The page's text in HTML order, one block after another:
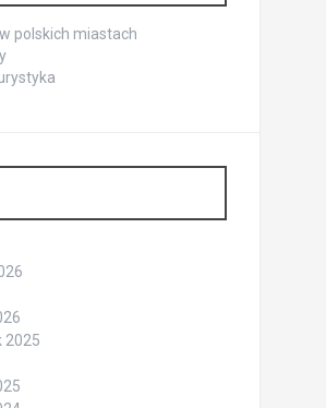
polskich miastach
2025